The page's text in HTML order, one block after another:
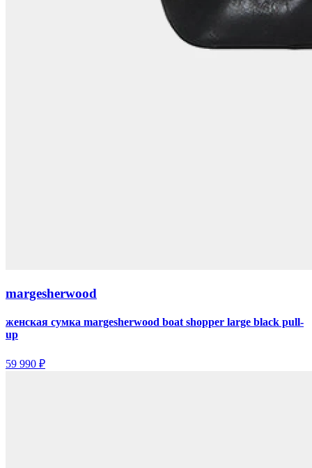
margesherwood
женская сумка margesherwood boat shopper large black pull-
up
59 990 ₽